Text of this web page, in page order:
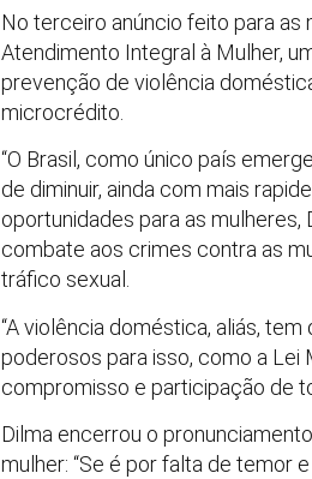
No terceiro anúncio feito para as
Atendimento Integral à Mulher,
prevenção de violência
microcrédito.
“O Brasil, como único país
de diminuir, ainda com mais
oportunidades para as
combate aos crimes contra as
tráfico sexual.
“A violência doméstica, aliás,
poderosos para isso, como a Lei
compromisso e participação de
Dilma encerrou o
mulher: “Se é por falta de temor